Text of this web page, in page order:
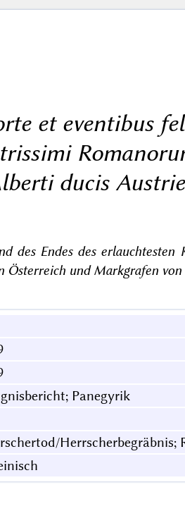
et eventibus
ducis
des Endes des
Österreich und Markgrafen
Panegyrik
Herrscherbegräbnis;